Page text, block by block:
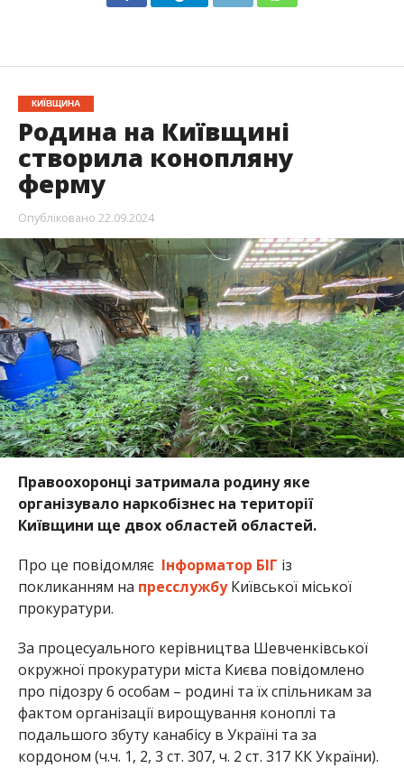
КИЇВЩИНА
Родина на Київщині
створила конопляну
ферму
Опубліковано 22.09.2024
Правоохоронці затримала родину яке
організувало наркобізнес на території
Київщини ще двох областей областей.
Про це повідомляє Інформатор БІГ із
покликанням на пресслужбуКиївської міської
прокуратури.
За процесуального керівництва Шевченківської
окружної прокуратури міста Києва повідомлено
про підозру 6 особам – родині та їх спільникам за
фактом організації вирощування коноплі та
подальшого збуту канабісу в Україні та за
кордоном (ч.ч. 1, 2, 3 ст. 307, ч. 2 ст. 317 КК України).